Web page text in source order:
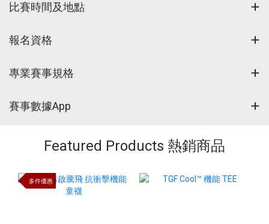
比賽時間及地點
報名資格
專業賽事規格
賽事數據App
Featured Products 熱銷商品
多件優惠